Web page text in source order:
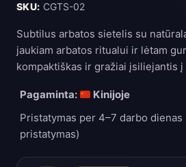
SKU: CGTS-02
Subtilus arbatos sietelis su
jaukiam arbatos ritualui ir lėtam
kompaktiškas ir gražiai įsiliejantis
Pagaminta:
Kinijoje
Pristatymas per 4–7 darbo dienas
pristatymas)